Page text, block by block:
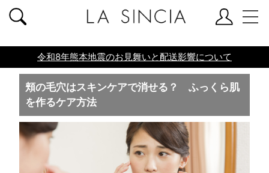
共通ヘッダー
令和8年熊本地震のお見舞いと配送影響について
頬の毛穴はスキンケアで消せる？ ふっくら肌
を作るケア方法